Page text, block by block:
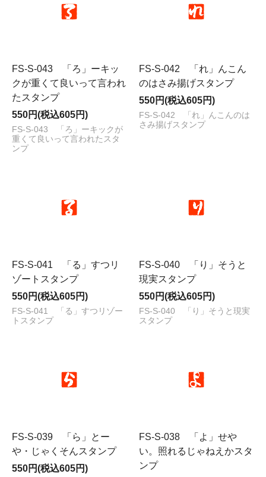
FS-S-043 「ろ」ーキッ
クが重くて良いって言われ
たスタンプ
550円(税込605円)
FS-S-043 「ろ」ーキックが
重くて良いって言われたスタ
ンプ
FS-S-042 「れ」んこん
のはさみ揚げスタンプ
550円(税込605円)
FS-S-042 「れ」んこんのは
さみ揚げスタンプ
FS-S-041 「る」すつリ
ゾートスタンプ
550円(税込605円)
FS-S-041 「る」すつリゾー
トスタンプ
FS-S-040 「り」そうと
現実スタンプ
550円(税込605円)
FS-S-040 「り」そうと現実
スタンプ
FS-S-039 「ら」とー
や・じゃくそんスタンプ
550円(税込605円)
FS-S-038 「よ」せや
い。照れるじゃねえかスタ
ンプ